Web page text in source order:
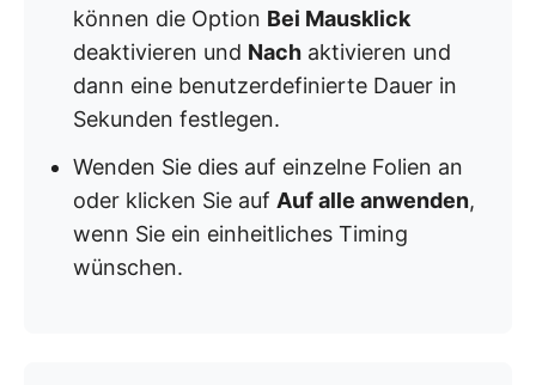
können die Option Bei Mausklick
deaktivieren und Nach aktivieren und
dann eine benutzerdefinierte Dauer in
Sekunden festlegen.
Wenden Sie dies auf einzelne Folien an
oder klicken Sie auf Auf alle anwenden,
wenn Sie ein einheitliches Timing
wünschen.